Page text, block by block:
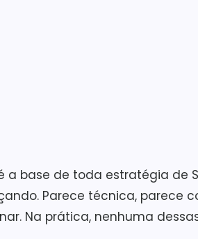
a base de toda estratégia de
Parece técnica, parece
Na prática, nenhuma